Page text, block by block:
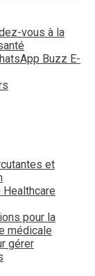
vous à la
Buzz E-
et
Healthcare
pour la
médicale
gérer